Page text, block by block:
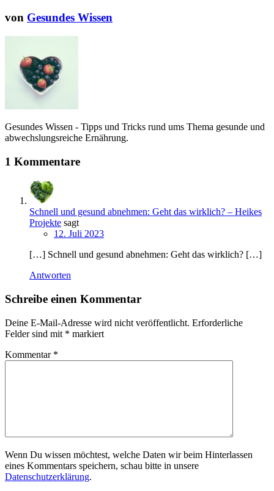
von Gesundes Wissen
Gesundes Wissen - Tipps und Tricks rund ums Thema gesunde und
abwechslungsreiche Ernährung.
1 Kommentare
Schnell und gesund abnehmen: Geht das wirklich? – Heikes
Projekte sagt
12. Juli 2023
[…] Schnell und gesund abnehmen: Geht das wirklich? […]
Antworten
Schreibe einen Kommentar
Deine E-Mail-Adresse wird nicht veröffentlicht. Erforderliche
Felder sind mit * markiert
Kommentar *
Wenn Du wissen möchtest, welche Daten wir beim Hinterlassen
eines Kommentars speichern, schau bitte in unsere
Datenschutzerklärung.